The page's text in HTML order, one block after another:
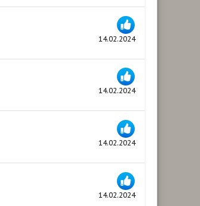
14.02.2024
14.02.2024
14.02.2024
14.02.2024